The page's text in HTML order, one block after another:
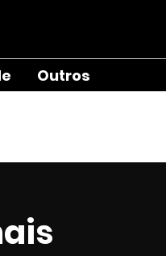
Outros